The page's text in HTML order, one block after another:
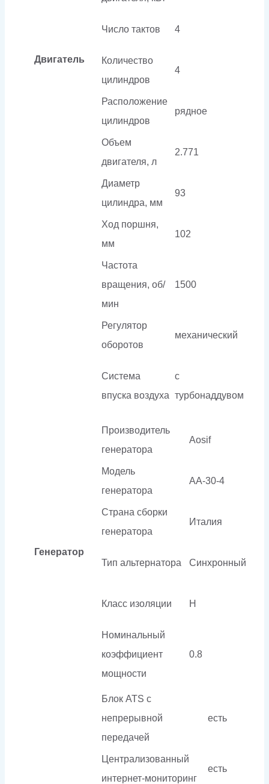
Двигатель
Число тактов 4
Количество
цилиндров
4
Расположение
цилиндров
рядное
Объем
двигателя, л
2.771
Диаметр
цилиндра, мм
93
Ход поршня,
мм
102
Частота
вращения, об/
мин
1500
Регулятор
оборотов
механический
Система
впуска воздуха
с
турбонаддувом
Генератор
Производитель
генератора
Aosif
Модель
генератора
AA-30-4
Страна сборки
генератора
Италия
Тип альтернатора Синхронный
Класс изоляции H
Номинальный
коэффициент
мощности
0.8
Блок ATS с
непрерывной
передачей
есть
Централизованный
интернет-мониторинг
есть